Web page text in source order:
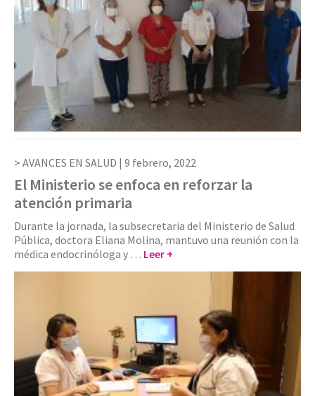
AVANCES EN SALUD | 9 febrero, 2022
El Ministerio se enfoca en reforzar la
atención primaria
Durante la jornada, la subsecretaria del Ministerio de Salud
Pública, doctora Eliana Molina, mantuvo una reunión con la
médica endocrinóloga y … Leer +